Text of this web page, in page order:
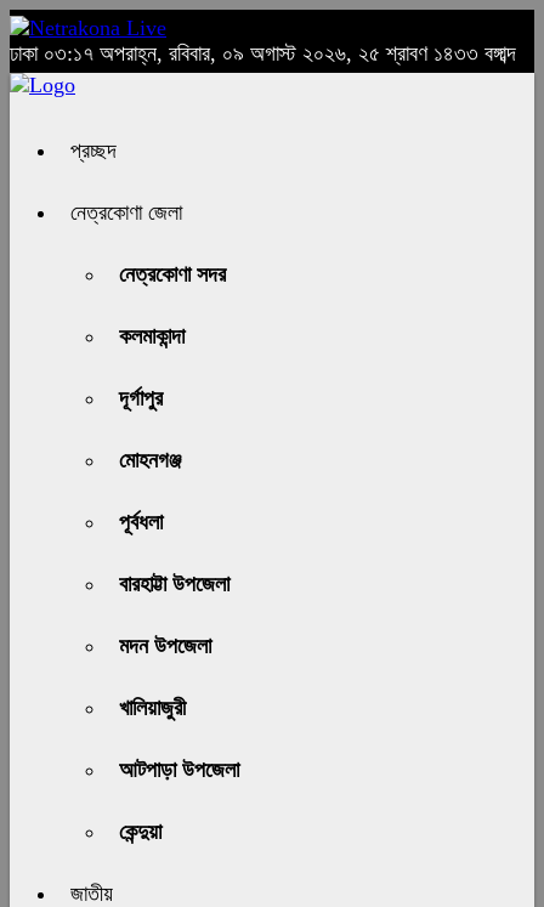
ঢাকা ০৩:১৭ অপরাহ্ন, রবিবার, ০৯ অগাস্ট ২০২৬, ২৫ শ্রাবণ ১৪৩৩ বঙ্গাব্দ
প্রচ্ছদ
নেত্রকোণা জেলা
নেত্রকোণা সদর
কলমাকান্দা
দূর্গাপুর
মোহনগঞ্জ
পূর্বধলা
বারহাট্টা উপজেলা
মদন উপজেলা
খালিয়াজুরী
আটপাড়া উপজেলা
কেন্দুয়া
জাতীয়